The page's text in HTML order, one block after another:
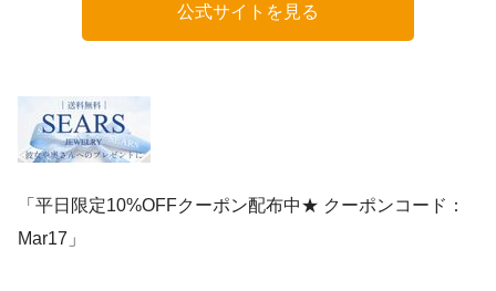
公式サイトを見る
「平日限定10%OFFクーポン配布中★ クーポンコード：
Mar17」